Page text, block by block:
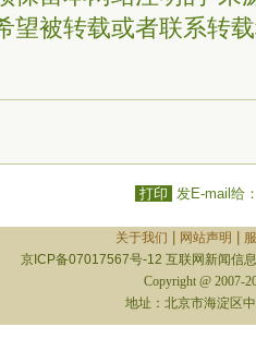
望被转载或者联系转
打印 发E-mail给
关于我们 网站声明
京ICP备07017567号-12 互联网新闻信
Copyright @ 2007-
地址：北京市海淀区